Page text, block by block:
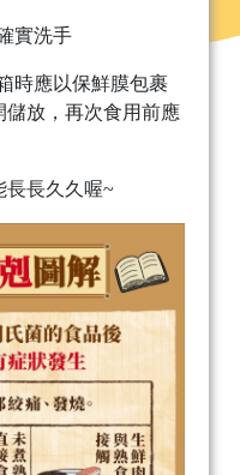
實洗手
時應以保鮮膜包裹
放，再次食用前應
長長久久喔~